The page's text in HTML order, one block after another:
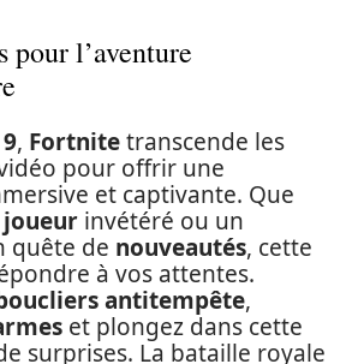
pour l’aventure
, Fortnitetranscende les
pour offrir une
et captivante. Que
joueur invétéré ou un
quête de nouveautés, cette
à vos attentes.
antitempête,
et plongez dans cette
surprises. La bataille royale